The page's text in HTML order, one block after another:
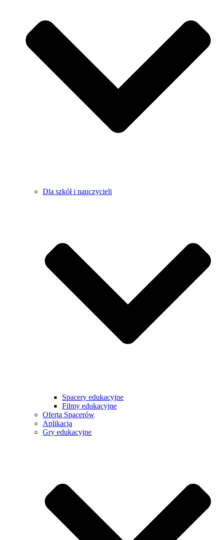
Dla szkół i nauczycieli
Spacery edukacyjne
Filmy edukacyjne
Oferta Spacerów
Aplikacja
Gry edukacyjne